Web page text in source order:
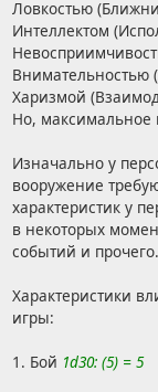
Ловкостью
Интеллектом
Внимательностью
Харизмой
Но, максимальное
Изначально у
вооружение
характеристик у
в некоторых
событий и прочего.
Характеристики
игры:
1. Бой 1d30: (5) = 5